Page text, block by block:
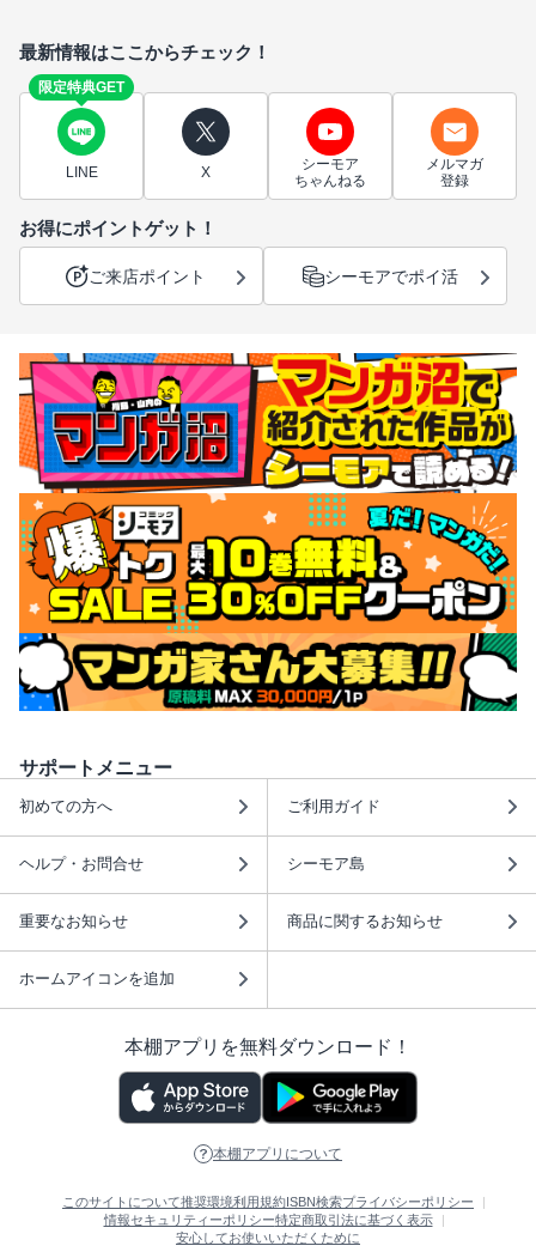
最新情報はここからチェック！
限定特典GET
LINE X
シーモア
ちゃんねる
メルマガ
登録
お得にポイントゲット！
ご来店ポイント シーモアでポイ活
サポートメニュー
初めての方へ ご利用ガイド
ヘルプ・お問合せ シーモア島
重要なお知らせ 商品に関するお知らせ
ホームアイコンを追加
本棚アプリを無料ダウンロード！
本棚アプリについて
このサイトについて推奨環境利用規約 ISBN検索プライバシーポリシー
情報セキュリティーポリシー特定商取引法に基づく表示
安心してお使いいただくために